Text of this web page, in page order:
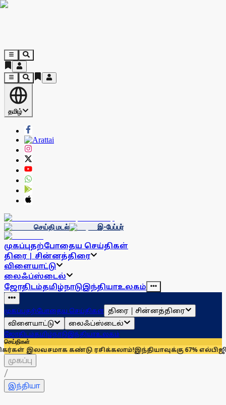
தமிழ்
செய்தி மடல் இ-பேப்பர்
முகப்புதற்போதைய செய்திகள்
திரை | சின்னத்திரை
விளையாட்டு
லைஃப்ஸ்டைல்
ஜோதிடம்தமிழ்நாடுஇந்தியாஉலகம்
முகப்புதற்போதைய செய்திகள் திரை | சின்னத்திரை
விளையாட்டு
லைஃப்ஸ்டைல்
ஜோதிடம்தமிழ்நாடுஇந்தியாஉலகம்
செய்திகள்
கண்டு ரசிக்கலாம்!இந்தியாவுக்கு 67% எல்பிஜி
முகப்பு
/
இந்தியா